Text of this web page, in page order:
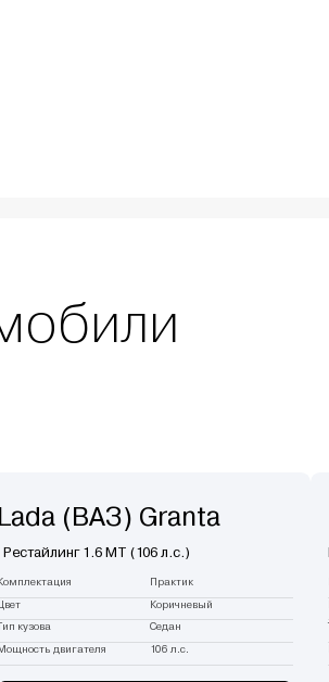
Lada (ВАЗ) Granta
I Рестайлинг 1.6 MT (106 л.с.)
Комплектация Практик
Цвет Коричневый
Тип кузова Седан
Мощность двигателя 106 л.с.